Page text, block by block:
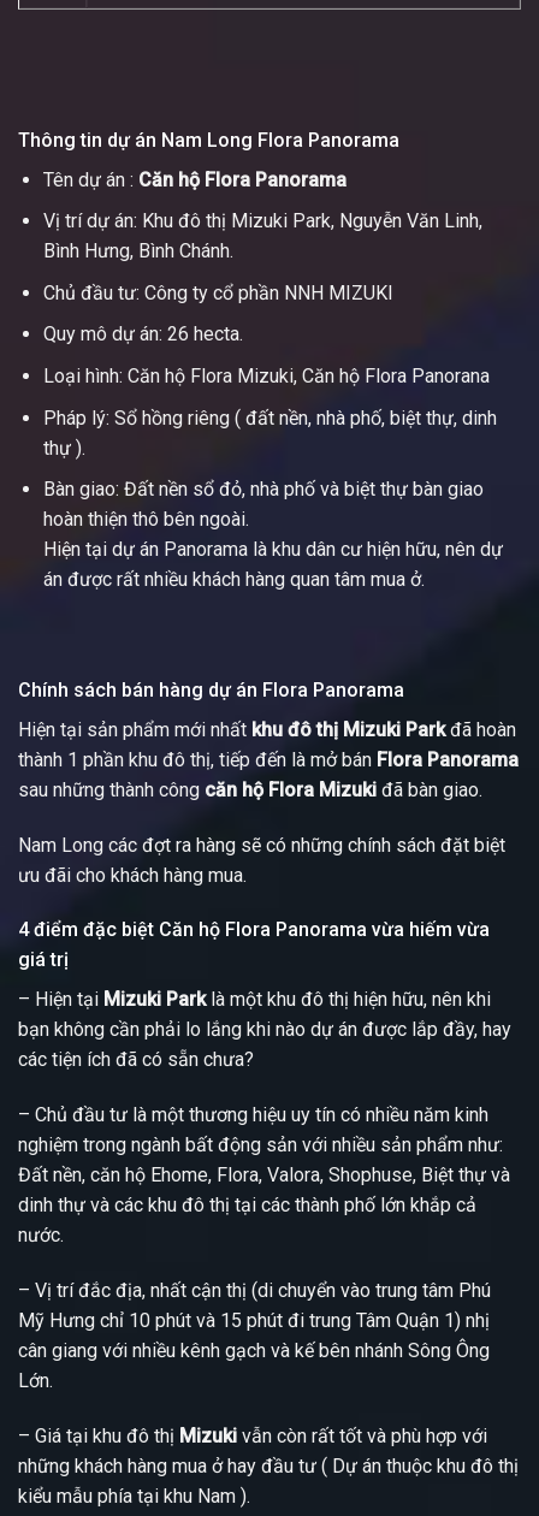
Thông tin dự án Nam Long Flora Panorama
Tên dự án : Căn hộ Flora Panorama
Vị trí dự án: Khu đô thị Mizuki Park, Nguyễn Văn Linh,
Bình Hưng, Bình Chánh.
Chủ đầu tư: Công ty cổ phần NNH MIZUKI
Quy mô dự án: 26 hecta.
Loại hình: Căn hộ Flora Mizuki, Căn hộ Flora Panorana
Pháp lý: Sổ hồng riêng ( đất nền, nhà phố, biệt thự, dinh
thự ).
Bàn giao: Đất nền sổ đỏ, nhà phố và biệt thự bàn giao
hoàn thiện thô bên ngoài.
Hiện tại dự án Panorama là khu dân cư hiện hữu, nên dự
án được rất nhiều khách hàng quan tâm mua ở.
Chính sách bán hàng dự án Flora Panorama
Hiện tại sản phẩm mới nhất khu đô thị Mizuki Parkđã hoàn
thành 1 phần khu đô thị, tiếp đến là mở bán Flora Panorama
sau những thành công căn hộ Flora Mizuki đã bàn giao.
Nam Long các đợt ra hàng sẽ có những chính sách đặt biệt
ưu đãi cho khách hàng mua.
4 điểm đặc biệt Căn hộ Flora Panorama vừa hiếm vừa
giá trị
– Hiện tại Mizuki Parklà một khu đô thị hiện hữu, nên khi
bạn không cần phải lo lắng khi nào dự án được lắp đầy, hay
các tiện ích đã có sẵn chưa?
– Chủ đầu tư là một thương hiệu uy tín có nhiều năm kinh
nghiệm trong ngành bất động sản với nhiều sản phẩm như:
Đất nền, căn hộ Ehome, Flora, Valora, Shophuse, Biệt thự và
dinh thự và các khu đô thị tại các thành phố lớn khắp cả
nước.
– Vị trí đắc địa, nhất cận thị (di chuyển vào trung tâm Phú
Mỹ Hưng chỉ 10 phút và 15 phút đi trung Tâm Quận 1) nhị
cân giang với nhiều kênh gạch và kế bên nhánh Sông Ông
Lớn.
– Giá tại khu đô thị Mizuki vẫn còn rất tốt và phù hợp với
những khách hàng mua ở hay đầu tư ( Dự án thuộc khu đô thị
kiểu mẫu phía tại khu Nam ).